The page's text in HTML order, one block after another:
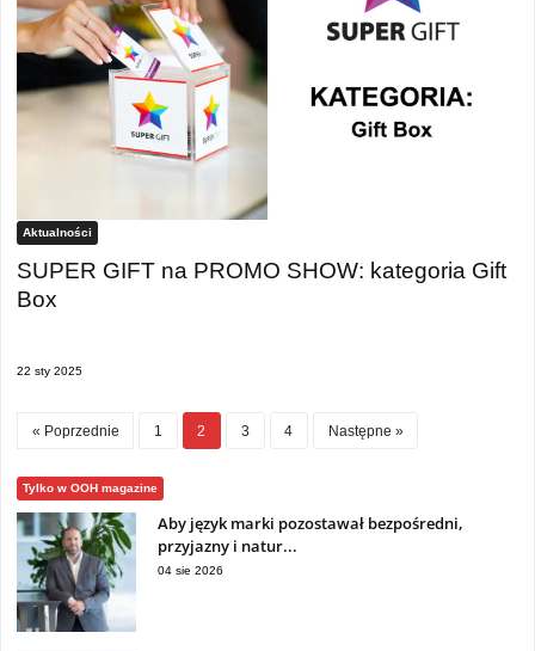
Aktualności
SUPER GIFT na PROMO SHOW: kategoria Gift
Box
22 sty 2025
« Poprzednie 1 2 3 4 Następne »
Tylko w OOH magazine
Aby język marki pozostawał bezpośredni,
przyjazny i natur...
04 sie 2026